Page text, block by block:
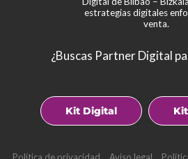
estrategias digitales
venta.
¿Buscas Partner Digital
Kit Digital